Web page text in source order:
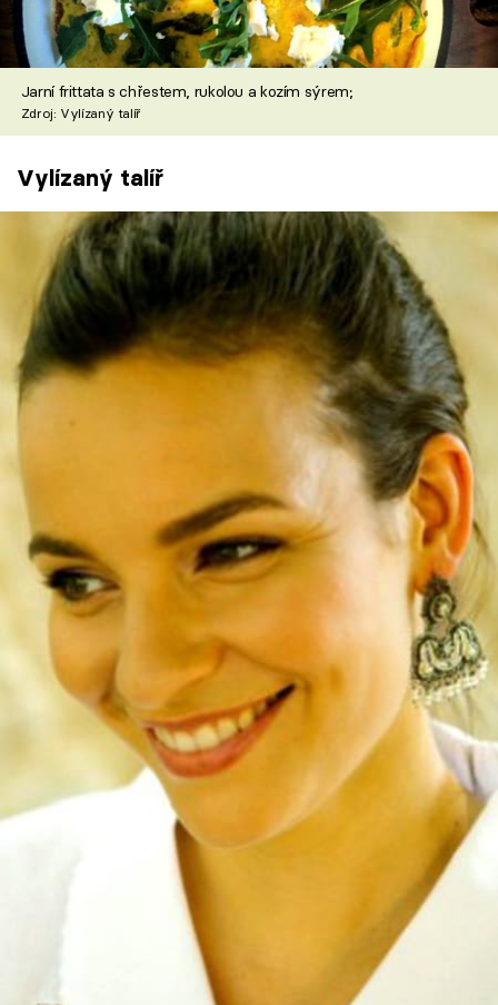
Jarní frittata s chřestem, rukolou a kozím sýrem;
Zdroj: Vylízaný talíř
Vylízaný talíř